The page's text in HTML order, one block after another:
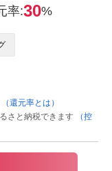
率:30%
（還元率とは）
さと納税できます
（控